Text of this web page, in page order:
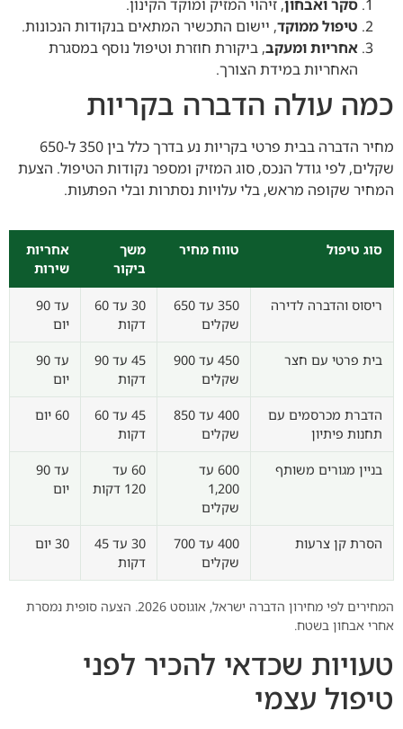
סקר ואבחון, זיהוי המזיק ומוקד הקינון.
טיפול ממוקד, יישום התכשיר המתאים בנקודות הנכונות.
אחריות ומעקב, ביקורת חוזרת וטיפול נוסף במסגרת
האחריות במידת הצורך.
כמה עולה הדברה בקריות
מחיר הדברה בבית פרטי בקריות נע בדרך כלל בין 350 ל-650
שקלים, לפי גודל הנכס, סוג המזיק ומספר נקודות הטיפול. הצעת
המחיר שקופה מראש, בלי עלויות נסתרות ובלי הפתעות.
סוג טיפול טווח מחיר
משך
ביקור
אחריות
שירות
ריסוס והדברה לדירה
350 עד 650
שקלים
30 עד 60
דקות
עד 90
יום
בית פרטי עם חצר
450 עד 900
שקלים
45 עד 90
דקות
עד 90
יום
הדברת מכרסמים עם
תחנות פיתיון
400 עד 850
שקלים
45 עד 60
דקות
60 יום
בניין מגורים משותף
600 עד
1,200
שקלים
60 עד
120 דקות
עד 90
יום
הסרת קן צרעות
400 עד 700
שקלים
30 עד 45
דקות
30 יום
המחירים לפי מחירון הדברה ישראל, אוגוסט 2026. הצעה סופית נמסרת
אחרי אבחון בשטח.
טעויות שכדאי להכיר לפני
טיפול עצמי